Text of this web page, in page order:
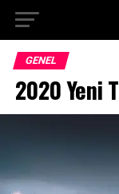
GENEL
2020 Yeni